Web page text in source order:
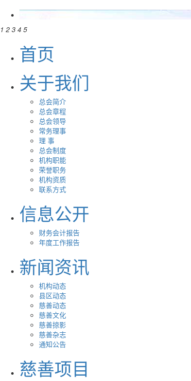
1 2 3 4 5
首页
关于我们
总会简介
总会章程
总会领导
常务理事
理 事
总会制度
机构职能
荣誉职务
机构资质
联系方式
信息公开
财务会计报告
年度工作报告
新闻资讯
机构动态
县区动态
慈善动态
慈善文化
慈善掠影
慈善杂志
通知公告
慈善项目